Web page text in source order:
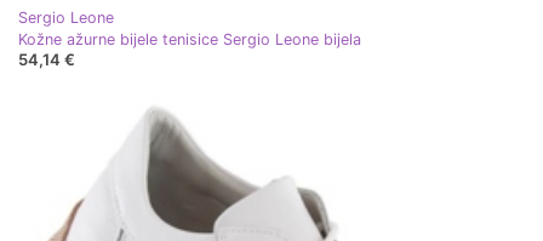
Sergio Leone
Kožne ažurne bijele tenisice Sergio Leone bijela
54,14 €